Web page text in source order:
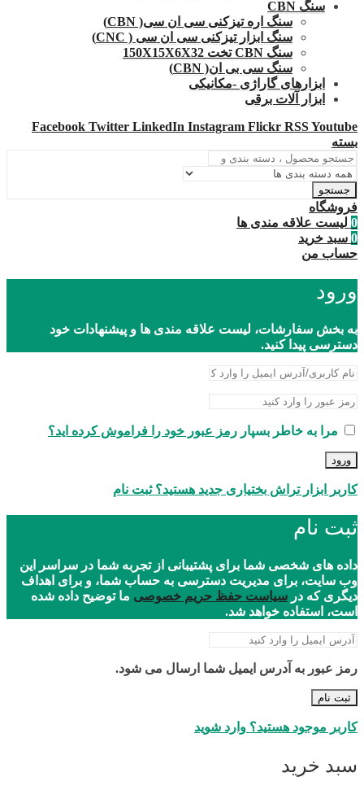
سنگ CBN
سنگ اره تیزکنی سی ان سی( CBN)
سنگ ابزار تیزکنی سی ان سی ( CNC)
سنگ CBN تخت 150X15X6X32
سنگ سی بی ان( CBN)
ابزارهای گاراژی -مکانیکی
ابزار آلات برقی
Facebook Twitter LinkedIn Instagram Flickr RSSYoutube
بسته
جستجو
فروشگاه
0 لیست علاقه مندی ها
0 سبد خرید
حساب من
ورود
به بخش سفارشات، لیست علاقه مندی ها و پیشنهادات خود
دسترسی پیدا کنید.
مرا به خاطر بسپار رمز عبور خود را فراموش کرده اید؟
ورود
کاربر ابزار تراش بختیاری جدید هستید؟ ثبت نام
ثبت نام
داده های شخصی شما برای پشتیبانی از تجربه شما در سراسر این
وب سایت، برای مدیریت دسترسی به حساب شما، و برای اهداف
دیگری که در سیاست حفظ حریم خصوصی ما توضیح داده شده
است، استفاده خواهد شد.
رمز عبور به آدرس ایمیل شما ارسال می شود.
ثبت نام
کاربر موجود هستید؟ وارد شوید
سبد خرید